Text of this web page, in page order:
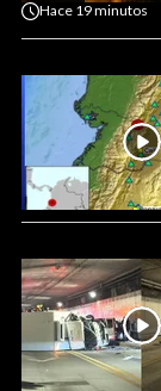
Hace 19 minutos